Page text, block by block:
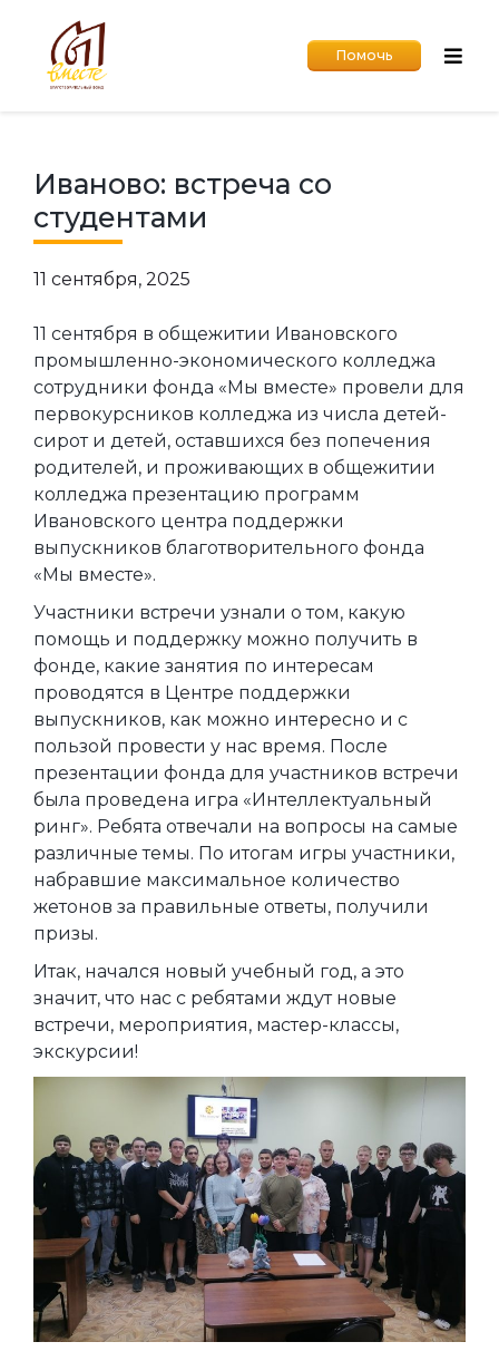
Помочь
Иваново: встреча со
студентами
11 сентября, 2025
11 сентября в общежитии Ивановского
промышленно-экономического колледжа
сотрудники фонда «Мы вместе» провели для
первокурсников колледжа из числа детей-
сирот и детей, оставшихся без попечения
родителей, и проживающих в общежитии
колледжа презентацию программ
Ивановского центра поддержки
выпускников благотворительного фонда
«Мы вместе».
Участники встречи узнали о том, какую
помощь и поддержку можно получить в
фонде, какие занятия по интересам
проводятся в Центре поддержки
выпускников, как можно интересно и с
пользой провести у нас время. После
презентации фонда для участников встречи
была проведена игра «Интеллектуальный
ринг». Ребята отвечали на вопросы на самые
различные темы. По итогам игры участники,
набравшие максимальное количество
жетонов за правильные ответы, получили
призы.
Итак, начался новый учебный год, а это
значит, что нас с ребятами ждут новые
встречи, мероприятия, мастер-классы,
экскурсии!